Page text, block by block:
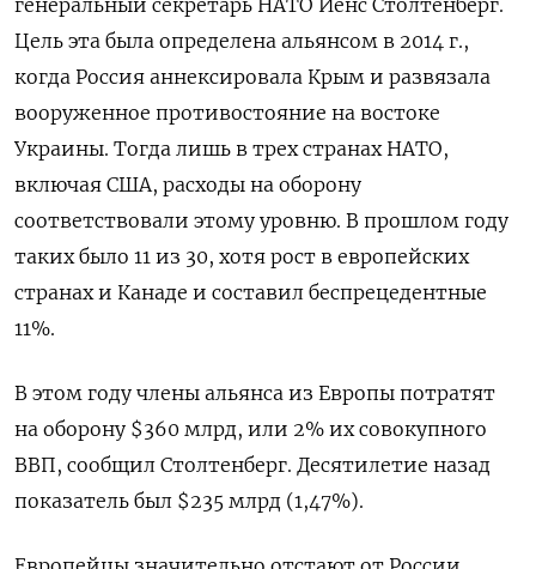
Цель эта была определена альянсом в 2014 г.,
когда Россия аннексировала Крым и развязала
вооруженное противостояние на востоке
Украины. Тогда лишь в трех странах НАТО,
включая США, расходы на оборону
соответствовали этому уровню. В прошлом году
таких было 11 из 30, хотя рост в европейских
странах и Канаде и составил беспрецедентные
11%.
В этом году члены альянса из Европы потратят
на оборону $360 млрд, или 2% их совокупного
ВВП, сообщил Столтенберг. Десятилетие назад
показатель был $235 млрд (1,47%).